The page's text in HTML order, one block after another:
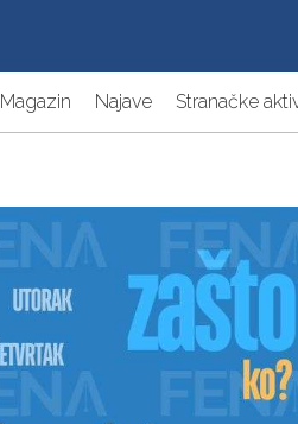
Magazin Najave Stranačke